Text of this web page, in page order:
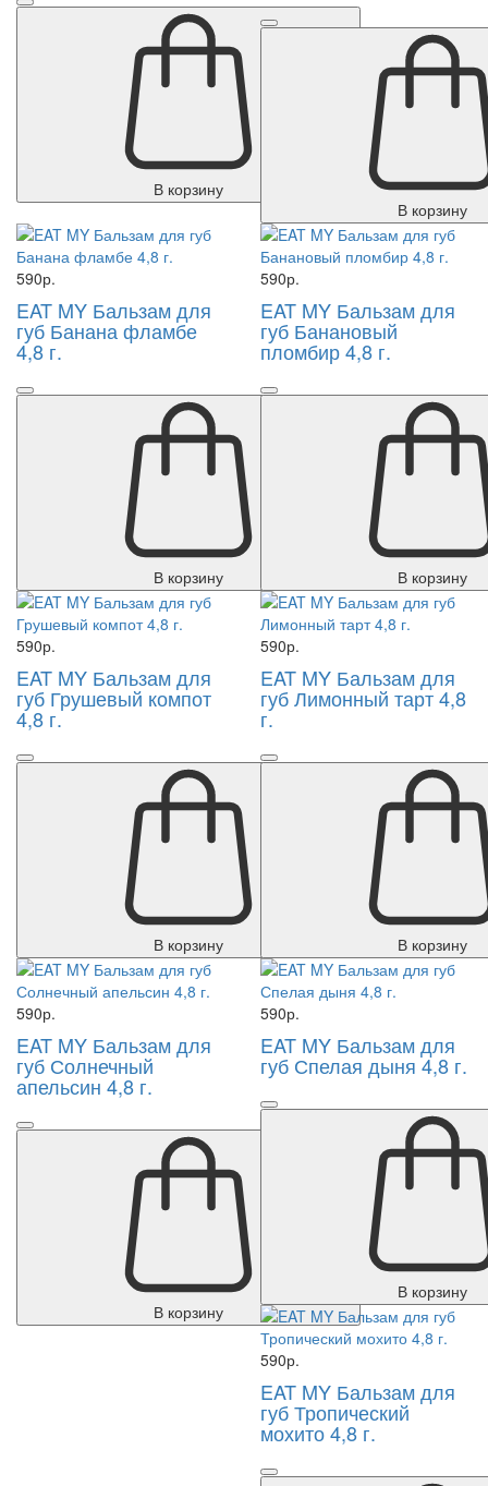
В корзину
В корзину
590р.
EAT MY Бальзам для
губ Банана фламбе
4,8 г.
В корзину
590р.
EAT MY Бальзам для
губ Банановый
пломбир 4,8 г.
В корзину
590р.
EAT MY Бальзам для
губ Грушевый компот
4,8 г.
В корзину
590р.
EAT MY Бальзам для
губ Лимонный тарт 4,8
г.
В корзину
590р.
EAT MY Бальзам для
губ Солнечный
апельсин 4,8 г.
В корзину
590р.
EAT MY Бальзам для
губ Спелая дыня 4,8 г.
В корзину
590р.
EAT MY Бальзам для
губ Тропический
мохито 4,8 г.